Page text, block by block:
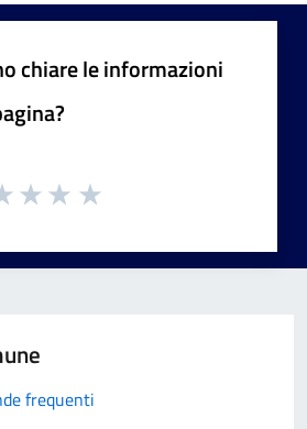
chiare le informazioni
frequenti